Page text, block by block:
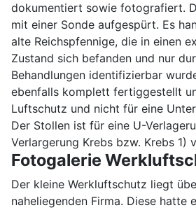
dokumentiert sowie fotografiert.
mit einer Sonde aufgespürt. Es
alte Reichspfennige, die in einen
Zustand sich befanden und nur
Behandlungen identifizierbar
ebenfalls komplett fertiggestellt
Luftschutz und nicht für eine
Der Stollen ist für eine U-
Verlargerung Krebs bzw. Krebs 1)
Fotogalerie
Der kleine Werkluftschutz liegt
naheliegenden Firma. Diese hatte